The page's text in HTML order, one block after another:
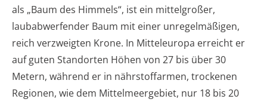
als „Baum des Himmels“, ist ein mittelgroßer,
laubabwerfender Baum mit einer unregelmäßigen,
reich verzweigten Krone. In Mitteleuropa erreicht er
auf guten Standorten Höhen von 27 bis über 30
Metern, während er in nährstoffarmen, trockenen
Regionen, wie dem Mittelmeergebiet, nur 18 bis 20